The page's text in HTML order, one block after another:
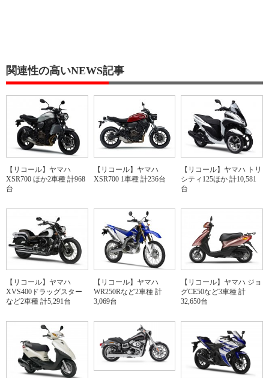
関連性の高いNEWS記事
【リコール】ヤマハ
XSR700 ほか2車種 計968
台
【リコール】ヤマハ
XSR700 1車種 計236台
【リコール】ヤマハ トリ
シティ125ほか 計10,581
台
【リコール】ヤマハ
XVS400ドラッグスター
など2車種 計5,291台
【リコール】ヤマハ
WR250Rなど2車種 計
3,069台
【リコール】ヤマハ ジョ
グCE50など3車種 計
32,650台